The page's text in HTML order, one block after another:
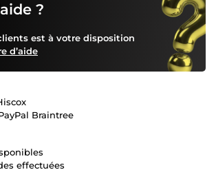
?
est à votre disposition
d’aide
Braintree
effectuées